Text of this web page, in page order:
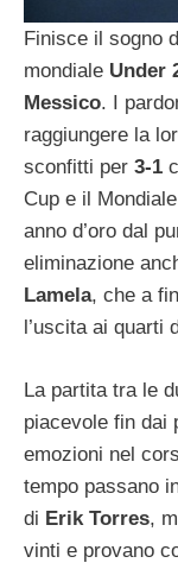
Finisce il sogno
mondiale Under
Messico. I
raggiungere la
sconfitti per 3-1
Cup e il
anno d’oro dal
eliminazione
Lamela, che a
l’uscita ai quarti
La partita tra le
piacevole fin dai
emozioni nel
tempo passano
di Erik Torres,
vinti e provano